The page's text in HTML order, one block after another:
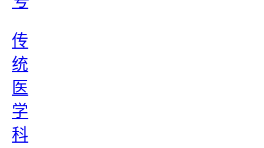
传
统
医
学
科